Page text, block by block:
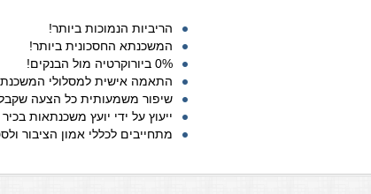
הריביות הנמוכות ביותר!
המשכנתא החסכונית ביותר!
0% ביורוקרטיה מול הבנקים!
התאמה אישית למסלולי
שיפור משמעותית כל הצעה
ייעוץ על ידי יועץ משכנתאות בכיר
מתחייבים לכללי אמון הציבור